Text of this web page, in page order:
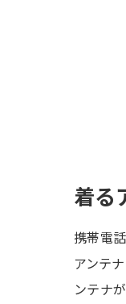
着る
携帯電
アンテ
ンテナ